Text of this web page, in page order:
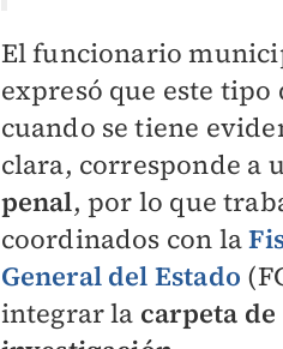
El funcionario
expresó que este tipo
cuando se tiene
clara, corresponde a
penal, por lo que
coordinados con la
General del Estado
integrar la carpeta de